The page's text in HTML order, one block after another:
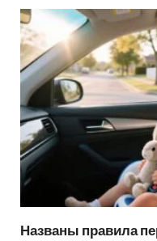
Названы правила